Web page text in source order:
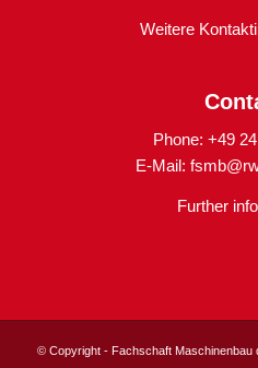
Weitere
Phone: +49
E-Mail:
Further
© Copyright - Fachschaft Maschinenbau